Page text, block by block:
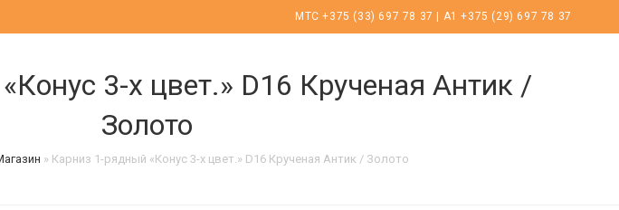
МТС +375 (33) 697 78 37 | А1 +375 (29) 697 78 37
3-х цвет.» D16 Крученая Антик /
Золото
» Карниз 1-рядный «Конус 3-х цвет.» D16 Крученая Антик / Золото